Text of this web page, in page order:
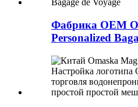
Фабрика OEM
Personalized